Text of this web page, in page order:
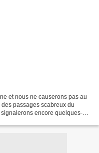
et nous ne causerons pas au
passages scabreux du
encore quelques-